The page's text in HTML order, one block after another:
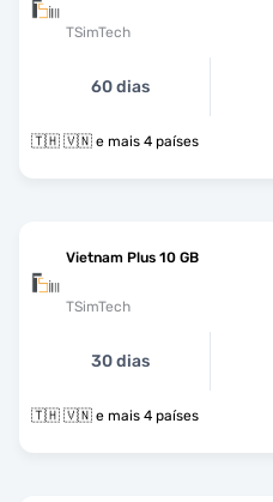
TSimTech
60 dias
🇹🇭 🇻🇳 e mais 4 países
Vietnam Plus 10 GB
TSimTech
30 dias
🇹🇭 🇻🇳 e mais 4 países